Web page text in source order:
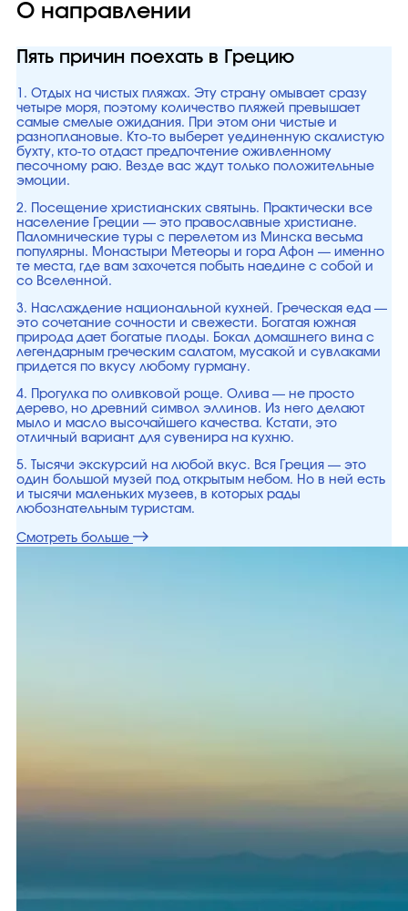
О направлении
Пять причин поехать в Грецию
1. Отдых на чистых пляжах. Эту страну омывает сразу
четыре моря, поэтому количество пляжей превышает
самые смелые ожидания. При этом они чистые и
разноплановые. Кто-то выберет уединенную скалистую
бухту, кто-то отдаст предпочтение оживленному
песочному раю. Везде вас ждут только положительные
эмоции.
2. Посещение христианских святынь. Практически все
население Греции — это православные христиане.
Паломнические туры с перелетом из Минска весьма
популярны. Монастыри Метеоры и гора Афон — именно
те места, где вам захочется побыть наедине с собой и
со Вселенной.
3. Наслаждение национальной кухней. Греческая еда —
это сочетание сочности и свежести. Богатая южная
природа дает богатые плоды. Бокал домашнего вина с
легендарным греческим салатом, мусакой и сувлаками
придется по вкусу любому гурману.
4. Прогулка по оливковой роще. Олива — не просто
дерево, но древний символ эллинов. Из него делают
мыло и масло высочайшего качества. Кстати, это
отличный вариант для сувенира на кухню.
5. Тысячи экскурсий на любой вкус. Вся Греция — это
один большой музей под открытым небом. Но в ней есть
и тысячи маленьких музеев, в которых рады
любознательным туристам.
Смотреть больше